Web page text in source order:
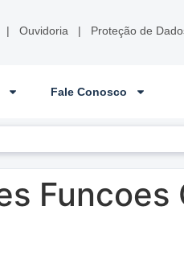
| Ouvidoria | Proteção de
Fale Conosco